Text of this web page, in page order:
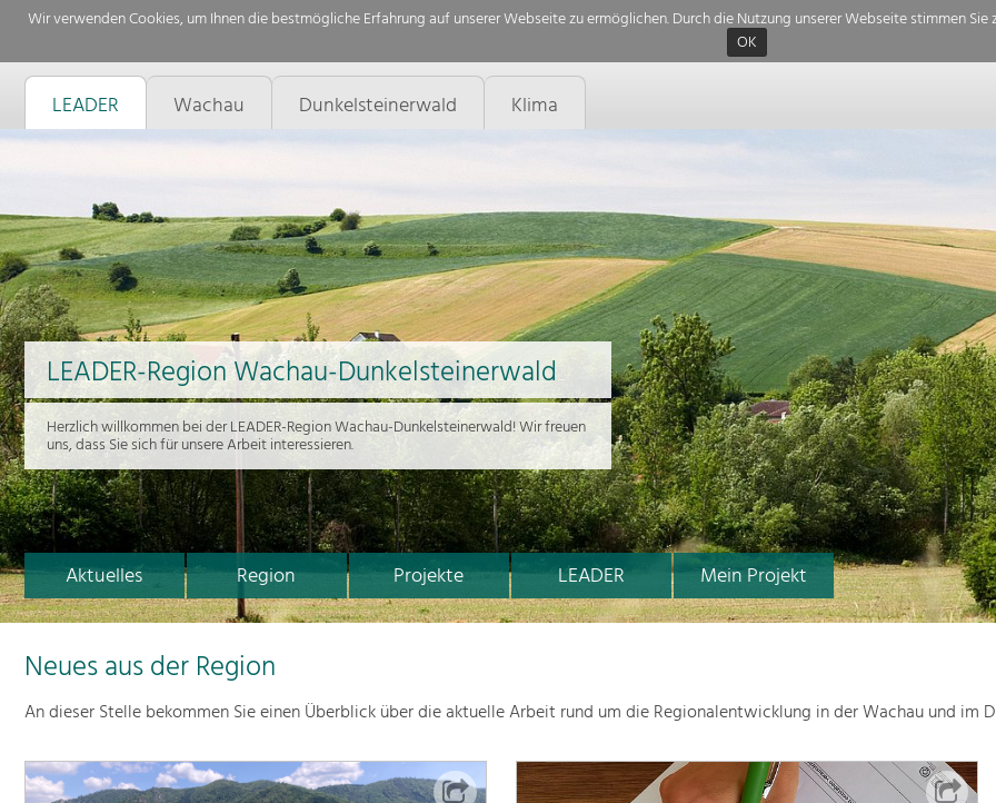
Wir verwenden Cookies, um Ihnen die bestmögliche Erfahrung auf unserer Webseite zu ermöglichen. Durch die Nutzung unserer Webseite stimmen
OK
LEADER Wachau Dunkelsteinerwald Klima
Aktuelles Region Projekte LEADER Mein Projekt
LEADER-Region Wachau-Dunkelsteinerwald
Herzlich willkommen bei der LEADER-Region Wachau-Dunkelsteinerwald! Wir freuen
uns, dass Sie sich für unsere Arbeit interessieren.
Neues aus der Region
An dieser Stelle bekommen Sie einen Überblick über die aktuelle Arbeit rund um die Regionalentwicklung in der Wachau und im